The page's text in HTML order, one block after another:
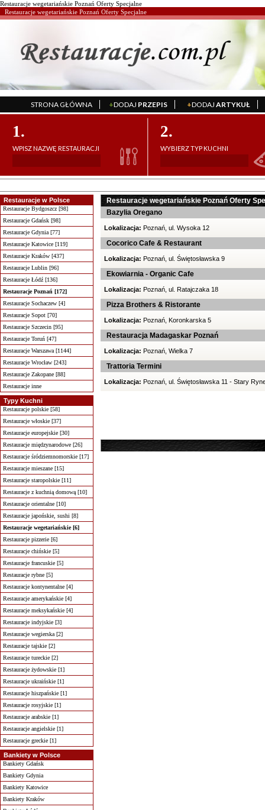
Restauracje wegetariańskie Poznań Oferty Specjalne
Restauracje wegetariańskie Poznań Oferty Specjalne
STRONA GŁÓWNA +DODAJ PRZEPIS +DODAJ ARTYKUŁ
1.
WPISZ NAZWĘ RESTAURACJI
2.
WYBIERZ TYP KUCHNI
Restauracje w Polsce
Restauracje Bydgoszcz [98]
Restauracje Gdańsk [98]
Restauracje Gdynia [77]
Restauracje Katowice [119]
Restauracje Kraków [437]
Restauracje Lublin [96]
Restauracje Łódź [136]
Restauracje Poznań [172]
Restauracje Sochaczew [4]
Restauracje Sopot [70]
Restauracje Szczecin [95]
Restauracje Toruń [47]
Restauracje Warszawa [1144]
Restauracje Wrocław [243]
Restauracje Zakopane [88]
Restauracje inne
Typy Kuchni
Restauracje polskie [58]
Restauracje włoskie [37]
Restauracje europejskie [30]
Restauracje międzynarodowe [26]
Restauracje śródziemnomorskie [17]
Restauracje mieszane [15]
Restauracje staropolskie [11]
Restauracje z kuchnią domową [10]
Restauracje orientalne [10]
Restauracje japońskie, sushi [8]
Restauracje wegetariańskie [6]
Restauracje pizzerie [6]
Restauracje chińskie [5]
Restauracje francuskie [5]
Restauracje rybne [5]
Restauracje kontynentalne [4]
Restauracje amerykańskie [4]
Restauracje meksykańskie [4]
Restauracje indyjskie [3]
Restauracje wegierska [2]
Restauracje tajskie [2]
Restauracje tureckie [2]
Restauracje żydowskie [1]
Restauracje ukraińskie [1]
Restauracje hiszpańskie [1]
Restauracje rosyjskie [1]
Restauracje arabskie [1]
Restauracje angielskie [1]
Restauracje greckie [1]
Bankiety w Polsce
Bankiety Gdańsk
Bankiety Gdynia
Bankiety Katowice
Bankiety Kraków
Restauracje wegetariańskie Poznań Oferty
Bazylia Oregano
Lokalizacja: Poznań, ul. Wysoka 12
Cocorico Cafe & Restaurant
Lokalizacja: Poznań, ul. Świętosławska 9
Ekowiarnia - Organic Cafe
Lokalizacja: Poznań, ul. Ratajczaka 18
Pizza Brothers & Ristorante
Lokalizacja: Poznań, Koronkarska 5
Restauracja Madagaskar Poznań
Lokalizacja: Poznań, Wielka 7
Trattoria Termini
Lokalizacja: Poznań, ul. Świętosławska 11 - Stary